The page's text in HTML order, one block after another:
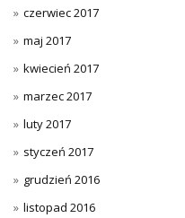
czerwiec 2017
maj 2017
kwiecień 2017
marzec 2017
luty 2017
styczeń 2017
grudzień 2016
listopad 2016